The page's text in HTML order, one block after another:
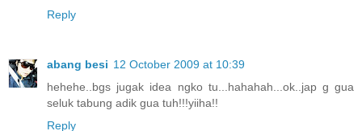
Reply
abang besi 12 October 2009 at 10:39
hehehe..bgs jugak idea ngko tu...hahahah...ok..jap g gua
seluk tabung adik gua tuh!!!yiiha!!
Reply